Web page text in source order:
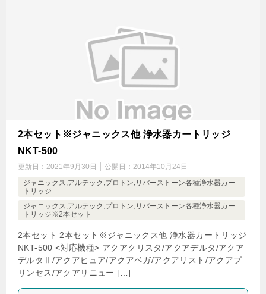
2本セット※ジャニックス他 浄水器カートリッジ
NKT-500
更新日： 2021年9月30日 公開日： 2014年10月24日
ジャニックス,アルテック,プロトン,リバーストーン各種浄水器カー
トリッジ
ジャニックス,アルテック,プロトン,リバーストーン各種浄水器カー
トリッジ※2本セット
2本セット 2本セット※ジャニックス他 浄水器カートリッジ
NKT-500 <対応機種> アクアクリスタ/アクアデルタ/アクア
デルタⅡ/アクアピュア/アクアベガ/アクアリスト/アクアプ
リンセス/アクアリニュー […]